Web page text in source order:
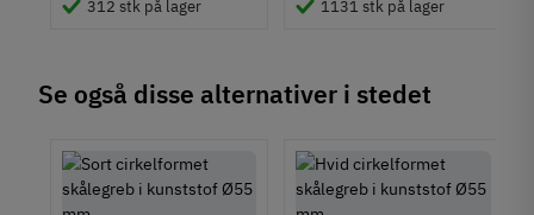
TilstandNy
312 stk på lager 1131 stk på lager
Se også disse alternativer i stedet